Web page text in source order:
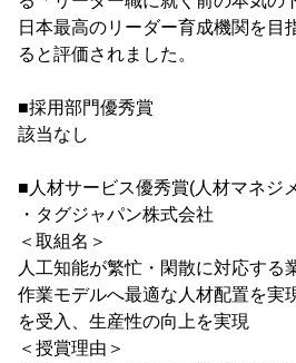
日本最高のリーダー育成機関を目
ると評価されました。
■採用部門優秀賞
該当なし
■人材サービス優秀賞(人材マネジ
・タグジャパン株式会社
＜取組名＞
人工知能が繁忙・閑散に対応する
作業モデルへ最適な人材配置を実
を受入、生産性の向上を実現
＜授賞理由＞